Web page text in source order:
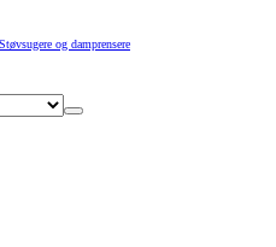
og damprensere